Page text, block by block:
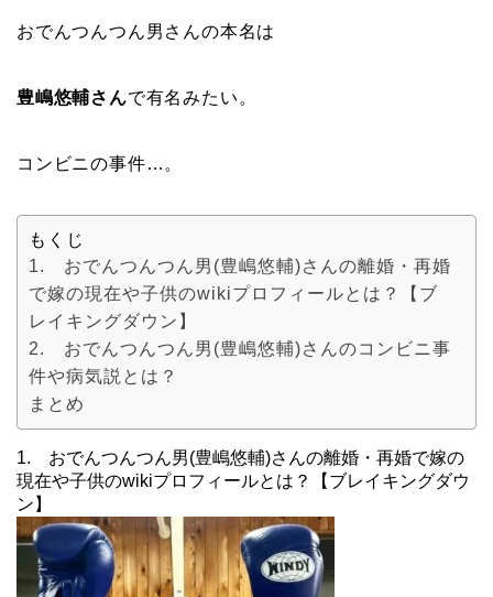
おでんつんつん男さんの本名は
豊嶋悠輔さんで有名みたい。
コンビニの事件…。
もくじ
1. おでんつんつん男(豊嶋悠輔)さんの離婚・再婚
で嫁の現在や子供のwikiプロフィールとは？【ブ
レイキングダウン】
2. おでんつんつん男(豊嶋悠輔)さんのコンビニ事
件や病気説とは？
まとめ
1. おでんつんつん男(豊嶋悠輔)さんの離婚・再婚で嫁の
現在や子供のwikiプロフィールとは？【ブレイキングダウ
ン】